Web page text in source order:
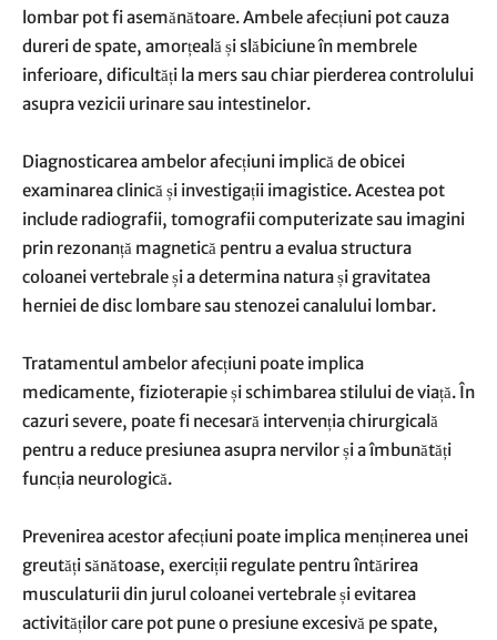
lombar pot fi asemănătoare. Ambele afecțiuni pot cauza
dureri de spate, amorțeală și slăbiciune în membrele
inferioare, dificultăți la mers sau chiar pierderea controlului
asupra vezicii urinare sau intestinelor.
Diagnosticarea ambelor afecțiuni implică de obicei
examinarea clinică și investigații imagistice. Acestea pot
include radiografii, tomografii computerizate sau imagini
prin rezonanță magnetică pentru a evalua structura
coloanei vertebrale și a determina natura și gravitatea
herniei de disc lombare sau stenozei canalului lombar.
Tratamentul ambelor afecțiuni poate implica
medicamente, fizioterapie și schimbarea stilului de viață. În
cazuri severe, poate fi necesară intervenția chirurgicală
pentru a reduce presiunea asupra nervilor și a îmbunătăți
funcția neurologică.
Prevenirea acestor afecțiuni poate implica menținerea unei
greutăți sănătoase, exerciții regulate pentru întărirea
musculaturii din jurul coloanei vertebrale și evitarea
activităților care pot pune o presiune excesivă pe spate,